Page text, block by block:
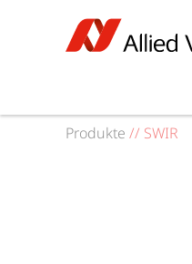
Produkte // SWIR